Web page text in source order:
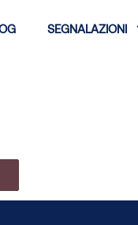
SEGNALAZIONI